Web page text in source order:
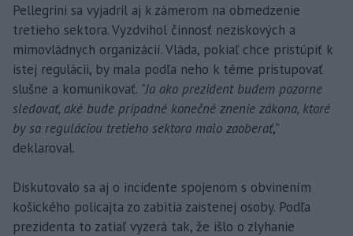
Pellegrini sa vyjadril aj k zámerom na obmedzenie
tretieho sektora. Vyzdvihol činnosť neziskových a
mimovládnych organizácií. Vláda, pokiaľ chce pristúpiť k
istej regulácii, by mala podľa neho k téme pristupovať
slušne a komunikovať. "Ja ako prezident budem pozorne
sledovať, aké bude prípadné konečné znenie zákona, ktoré
by sa reguláciou tretieho sektora malo zaoberať,"
deklaroval.
Diskutovalo sa aj o incidente spojenom s obvinením
košického policajta zo zabitia zaistenej osoby. Podľa
prezidenta to zatiaľ vyzerá tak, že išlo o zlyhanie